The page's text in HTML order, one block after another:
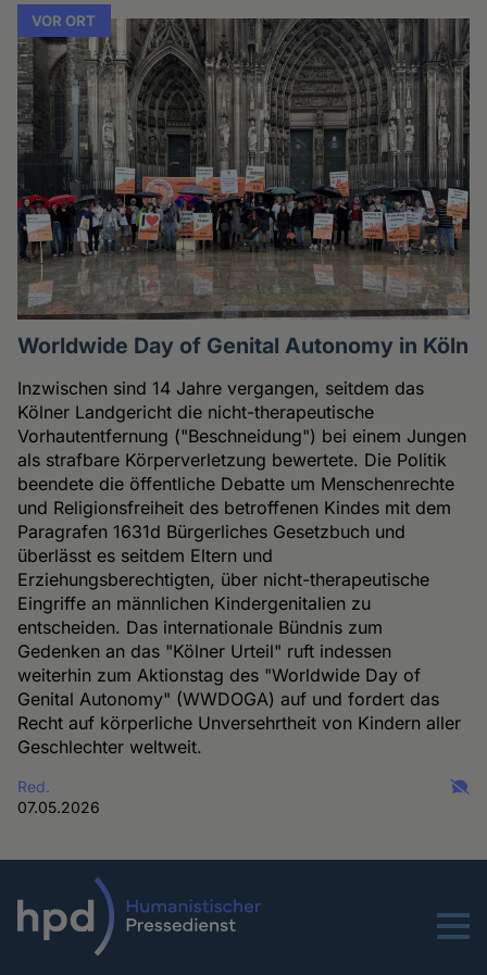
VOR ORT
Worldwide Day of Genital Autonomy in Köln
Inzwischen sind 14 Jahre vergangen, seitdem das
Kölner Landgericht die nicht-therapeutische
Vorhautentfernung ("Beschneidung") bei einem Jungen
als strafbare Körperverletzung bewertete. Die Politik
beendete die öffentliche Debatte um Menschenrechte
und Religionsfreiheit des betroffenen Kindes mit dem
Paragrafen 1631d Bürgerliches Gesetzbuch und
überlässt es seitdem Eltern und
Erziehungsberechtigten, über nicht-therapeutische
Eingriffe an männlichen Kindergenitalien zu
entscheiden. Das internationale Bündnis zum
Gedenken an das "Kölner Urteil" ruft indessen
weiterhin zum Aktionstag des "Worldwide Day of
Genital Autonomy" (WWDOGA) auf und fordert das
Recht auf körperliche Unversehrtheit von Kindern aller
Geschlechter weltweit.
Red.
07.05.2026
Menu